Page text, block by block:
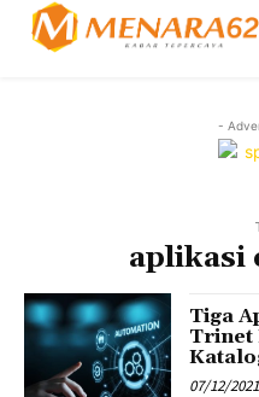
-
aplikasi
Tiga
Trinet
07/12/2021